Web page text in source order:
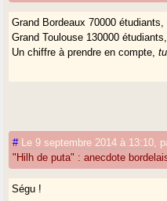
Grand Bordeaux 70000
Grand Toulouse 130000
Un chiffre à prendre en compte,
# Le 9 septembre 2014 à 13:10
"Hilh de puta" : anecdote
Ségu !